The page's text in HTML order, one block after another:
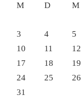
M
D M
3
4 5
10
11 12
17
18 19
24
25 26
31